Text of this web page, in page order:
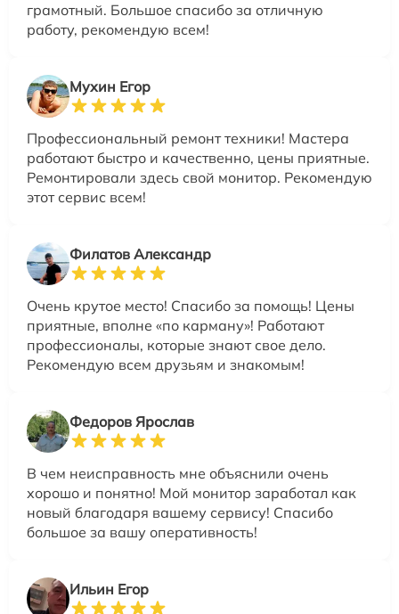
грамотный. Большое спасибо за отличную
работу, рекомендую всем!
Мухин Егор
Профессиональный ремонт техники! Мастера
работают быстро и качественно, цены приятные.
Ремонтировали здесь свой монитор. Рекомендую
этот сервис всем!
Филатов Александр
Очень крутое место! Спасибо за помощь! Цены
приятные, вполне «по карману»! Работают
профессионалы, которые знают свое дело.
Рекомендую всем друзьям и знакомым!
Федоров Ярослав
В чем неисправность мне объяснили очень
хорошо и понятно! Мой монитор заработал как
новый благодаря вашему сервису! Спасибо
большое за вашу оперативность!
Ильин Егор